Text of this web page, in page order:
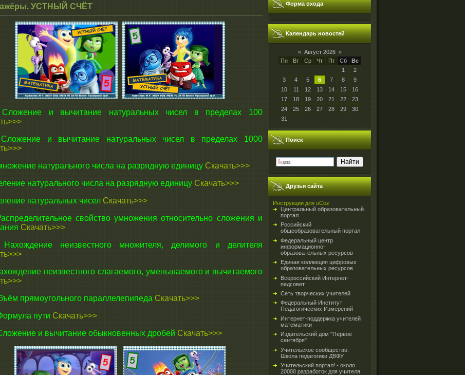
УСТНЫЙ СЧЁТ
и вычитание натуральных чисел в пределах 100
и вычитание натуральных чисел в пределах 1000
натурального числа на разрядную единицу Скачать>>>
натурального числа на разрядную единицу Скачать>>>
натуральных чисел Скачать>>>
свойство умножения относительно сложения и
Скачать>>>
неизвестного множителя, делимого и делителя
неизвестного слагаемого, уменьшаемого и вычитаемого
прямоугольного параллелепипеда Скачать>>>
пути Скачать>>>
и вычитание обыкновенных дробей Скачать>>>
Форма входа
Календарь новостей
« Август 2026 »
Пн
Вт Ср Чт Пт Сб
Вс
1
2
3
4 5 6 7 8
9
10
11 12 13 14 15
16
17
18 19 20 21 22
23
24
25 26 27 28 29
30
31
Поиск
Друзья сайта
Инструкции для uCoz
Центральный образовательный
портал
Российский
общеобразовательный портал
Федеральный центр
информационно-
образовательных ресурсов
Единая коллекция цифровых
образовательных ресурсов
Всероссийский Интернет-
педсовет
Сеть творческих учителей
Федеральный Институт
Педагогических Измерений
Интернет-поддержка учителей
математики
Издательский дом "Первое
сентября"
Учительское сообщество.
Школа педагогики ДВФУ
Учительский портал! - около
20000 разработок для учителя